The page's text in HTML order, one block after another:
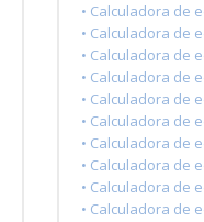
• Calculadora de
• Calculadora de
• Calculadora de
• Calculadora de
• Calculadora de
• Calculadora de
• Calculadora de
• Calculadora de
• Calculadora de
• Calculadora de